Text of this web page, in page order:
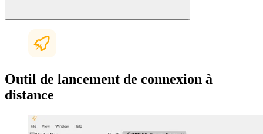
Outil de lancement de connexion à
distance